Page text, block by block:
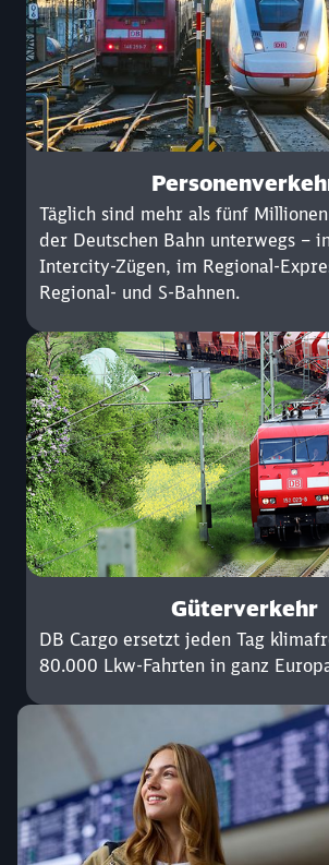
Täglich sind mehr als fünf
der Deutschen Bahn unterwegs –
Intercity-Zügen, im Regional-
Regional- und S-Bahnen.
Güterverkehr
DB Cargo ersetzt jeden Tag
80.000 Lkw-Fahrten in ganz